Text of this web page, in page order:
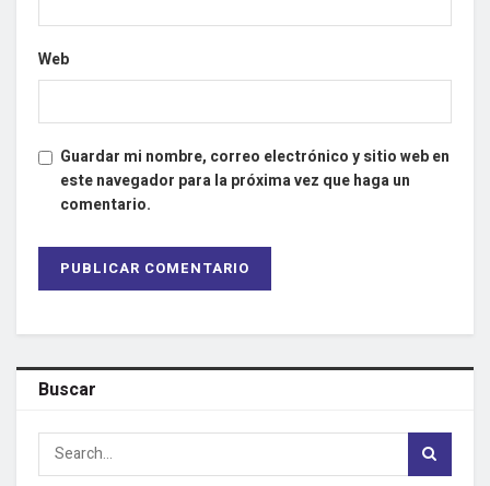
Web
Guardar mi nombre, correo electrónico y sitio web en
este navegador para la próxima vez que haga un
comentario.
Buscar